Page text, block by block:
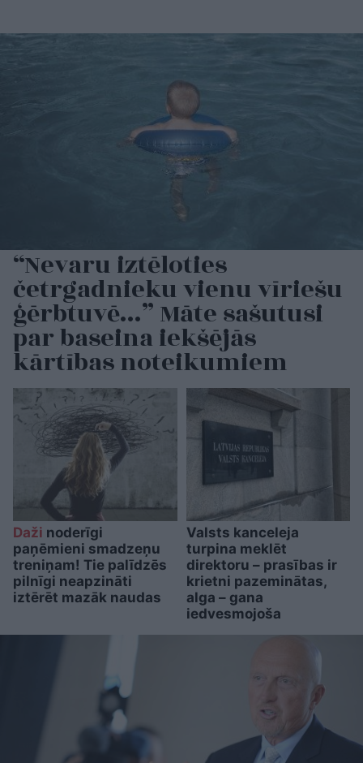
“Nevaru iztēloties
četrgadnieku vienu vīriešu
ģērbtuvē…” Māte sašutusi
par baseina iekšējās
kārtības noteikumiem
Daži noderīgi
paņēmieni smadzeņu
treniņam! Tie palīdzēs
pilnīgi neapzināti
iztērēt mazāk naudas
Valsts kanceleja
turpina meklēt
direktoru – prasības ir
krietni pazeminātas,
alga – gana
iedvesmojoša